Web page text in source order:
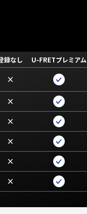
録なし U-FRETプレミアム
×
×
×
×
×
×